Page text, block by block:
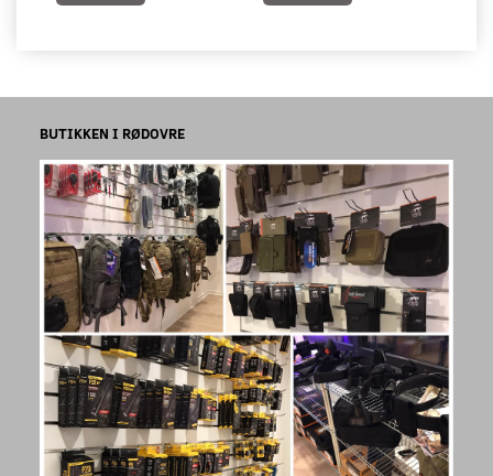
BUTIKKEN I RØDOVRE